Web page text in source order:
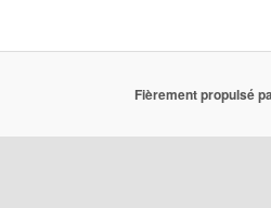
Fièrement propulsé